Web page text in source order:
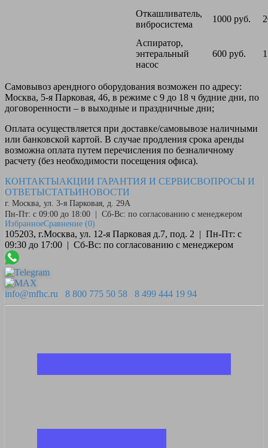
Откашливатель,
вибросистема
1000 руб.
Аспиратор,
энтеральный
насос
600 руб.
Самовывоз арендного оборудования возможен по адресу:
Москва, 5-я Парковая, 46, в режиме с 9 до 18 ч будние дни, по
договоренности – в выходные и праздничные дни;
Оплата осуществляется при доставке/самовывозе наличными
или банковской картой. В случае продления срока аренды
возможна оплата путем перечисления по безналичному
расчету (без необходимости посещения офиса).
КОНТАКТЫАКЦИИ ГАРАНТИЯ И СЕРВИСВОПРОСЫ И
ОТВЕТЫСТАТЬИНОВОСТИ
г. Москва, ул. 3-я Парковая, д. 29А
Пн-Пт: с 09:00 до 18:00 | Сб-Вс: по согласованию с менеджером
ИзбранноеСравнение (0)
105203, г.Москва, ул. 12-я Парковая д.7, под. 2 | Пн-Пт: с
09:30 до 17:00 | Сб-Вс: по согласованию с менеджером
info@mfhc.ru 8 800 775 50 58 8 499 444 19 94